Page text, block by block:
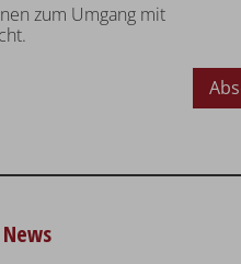
zum Umgang mit